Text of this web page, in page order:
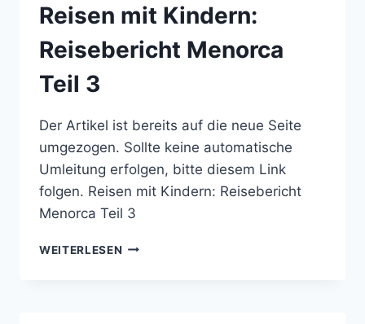
Reisen mit Kindern:
Reisebericht Menorca
Teil 3
Der Artikel ist bereits auf die neue Seite
umgezogen. Sollte keine automatische
Umleitung erfolgen, bitte diesem Link
folgen. Reisen mit Kindern: Reisebericht
Menorca Teil 3
WEITERLESEN REISEN